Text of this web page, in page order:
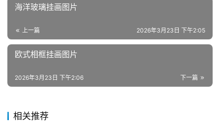
海洋玻璃挂画图片
上一篇 2026年3月23日 下午2:05
欧式相框挂画图片
下一篇
2026年3月23日 下午2:06
相关推荐